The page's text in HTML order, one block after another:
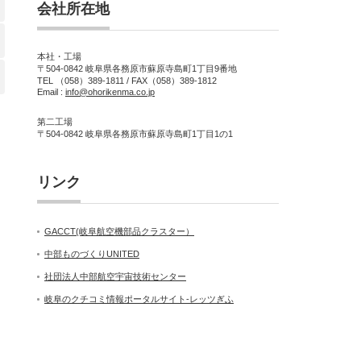
会社所在地
本社・工場
〒504-0842 岐阜県各務原市蘇原寺島町1丁目9番地
TEL （058）389-1811 / FAX（058）389-1812
Email : info@ohorikenma.co.jp
第二工場
〒504-0842 岐阜県各務原市蘇原寺島町1丁目1の1
リンク
GACCT(岐阜航空機部品クラスター）
中部ものづくりUNITED
社団法人中部航空宇宙技術センター
岐阜のクチコミ情報ポータルサイト-レッツぎふ